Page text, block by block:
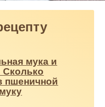
мука и
Сколько
пшеничной